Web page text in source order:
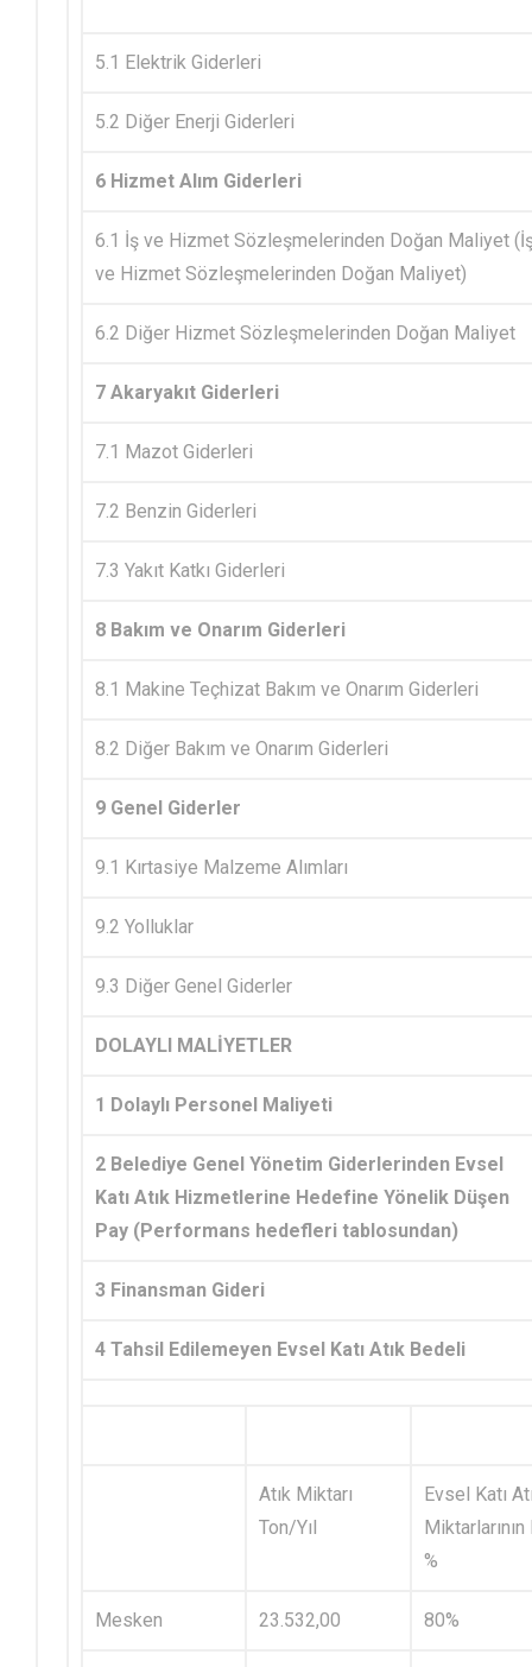
5.1 Elektrik Giderleri
5.2 Diğer Enerji Giderleri
6 Hizmet Alım Giderleri
6.1 İş ve Hizmet Sözleşmelerinden Doğan Maliyet
ve Hizmet Sözleşmelerinden Doğan Maliyet)
6.2 Diğer Hizmet Sözleşmelerinden Doğan Maliyet
7 Akaryakıt Giderleri
7.1 Mazot Giderleri
7.2 Benzin Giderleri
7.3 Yakıt Katkı Giderleri
8 Bakım ve Onarım Giderleri
8.1 Makine Teçhizat Bakım ve Onarım Giderleri
8.2 Diğer Bakım ve Onarım Giderleri
9 Genel Giderler
9.1 Kırtasiye Malzeme Alımları
9.2 Yolluklar
9.3 Diğer Genel Giderler
DOLAYLI MALİYETLER
1 Dolaylı Personel Maliyeti
2 Belediye Genel Yönetim Giderlerinden Evsel
Katı Atık Hizmetlerine Hedefine Yönelik Düşen
Pay (Performans hedefleri tablosundan)
3 Finansman Gideri
4 Tahsil Edilemeyen Evsel Katı Atık Bedeli
Atık Miktarı
Ton/Yıl
Evsel Katı
Miktarlarının
%
Mesken 23.532,00 80%